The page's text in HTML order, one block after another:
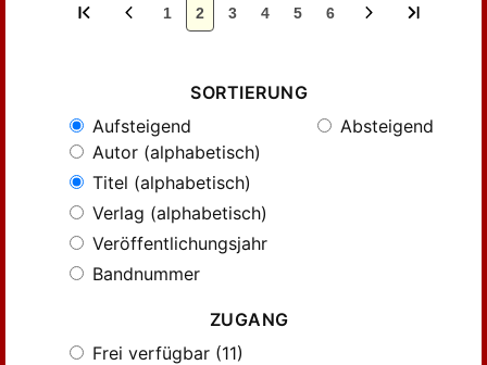
1 2 3 4 5 6
SORTIERUNG
Aufsteigend
Absteigend
Autor (alphabetisch)
Titel (alphabetisch)
Verlag (alphabetisch)
Veröffentlichungsjahr
Bandnummer
ZUGANG
Frei verfügbar (11)